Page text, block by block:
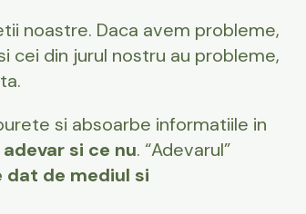
noastre. Daca avem probleme,
cei din jurul nostru au probleme,
si absoarbe informatiile in
si ce nu. “Adevarul”
dat de mediul si